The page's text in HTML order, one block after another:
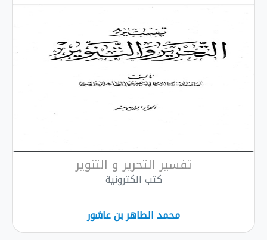
تفسير التحرير و التنوير
كتب الكترونية
محمد الطاهر بن عاشور